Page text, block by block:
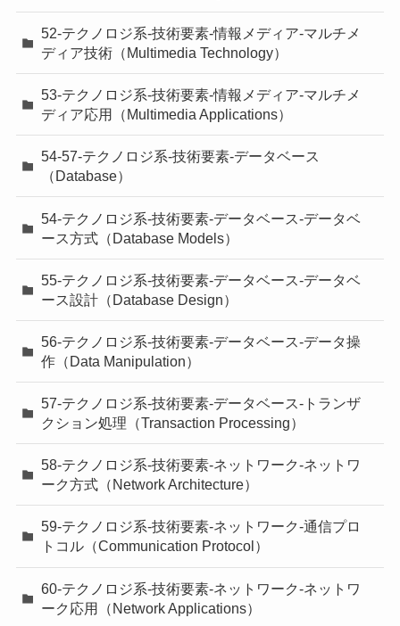
52-テクノロジ系-技術要素-情報メディア-マルチメ
ディア技術（Multimedia Technology）
53-テクノロジ系-技術要素-情報メディア-マルチメ
ディア応用（Multimedia Applications）
54-57-テクノロジ系-技術要素-データベース
（Database）
54-テクノロジ系-技術要素-データベース-データベ
ース方式（Database Models）
55-テクノロジ系-技術要素-データベース-データベ
ース設計（Database Design）
56-テクノロジ系-技術要素-データベース-データ操
作（Data Manipulation）
57-テクノロジ系-技術要素-データベース-トランザ
クション処理（Transaction Processing）
58-テクノロジ系-技術要素-ネットワーク-ネットワ
ーク方式（Network Architecture）
59-テクノロジ系-技術要素-ネットワーク-通信プロ
トコル（Communication Protocol）
60-テクノロジ系-技術要素-ネットワーク-ネットワ
ーク応用（Network Applications）